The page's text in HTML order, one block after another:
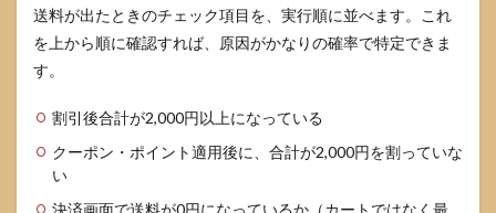
送料が出たときのチェック項目を、実行順に並べます。これ
を上から順に確認すれば、原因がかなりの確率で特定できま
す。
割引後合計が2,000円以上になっている
クーポン・ポイント適用後に、合計が2,000円を割っていな
い
決済画面で送料が0円になっているか（カートではなく最